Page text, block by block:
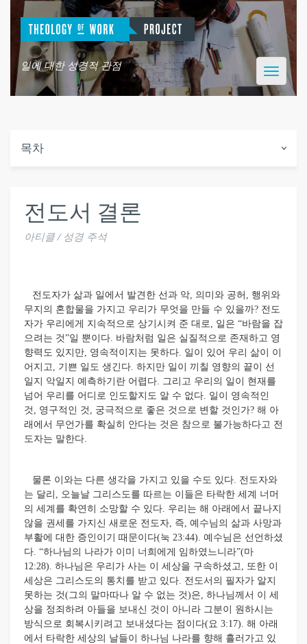
일에 대한 성경적 관점
Toggle
목차
전도서 결론
아티클 / 성경 주석
전도자가 삶과 일에서 발견한 선과 악, 의미와 공허, 행위와
무지의 혼합물을 가지고 우리가 무엇을 만들 수 있을까? 전도
자가 우리에게 지속적으로 상기시켜 준 대로, 일은 “바람을 잡
으려는 것”일 뿐이다. 바람처럼 일은 실질적으로 존재하고 영
향력도 있지만, 영속적이지는 못하다. 일이 있어 우리 삶이 이
어지고, 기쁜 일도 생긴다. 하지만 일이 끼칠 영향의 끝이 선
일지 악일지 예측하기란 어렵다. 그리고 우리의 일이 현재를
넘어 우리를 어디로 인도할지도 알 수 없다. 일이 영속적인
것, 영구적인 것, 궁극적으로 좋은 것으로 변할 것인가? 해 아
래에서 무언가를 확실히 안다는 것은 참으로 불가능하다고 전
도자는 말한다.
물론 이와는 다른 생각을 가지고 있을 수도 있다. 전도자와
는 달리, 오늘날 그리스도를 따르는 이들은 타락한 세계 너머
의 세계를 확연히 소망할 수 있다. 우리는 해 아래에서 끝나지
않을 권세를 가지신 새로운 전도자, 즉, 예수님의 삶과 사망과
부활에 대한 증인이기 때문이다(눅 23:44). 예수님은 선언하셨
다. “하나님의 나라가 이미 너희에게 임하였느니라”(마
12:28). 하나님은 우리가 사는 이 세상을 구속하셨고, 또한 이
세상은 그리스도의 통치를 받고 있다. 전도서의 필자가 알지
못하는 것(그의 말마따나 알 수 없는 것)은, 하나님께서 이 세
상을 정죄하려 아들을 보내신 것이 아니라 그분이 원하시는
방식으로 회복시키려고 보내셨다는 점이다(요 3:17). 해 아래
에서 타락한 세상의 날들이 하나님 나라를 향해 흘러가고 있